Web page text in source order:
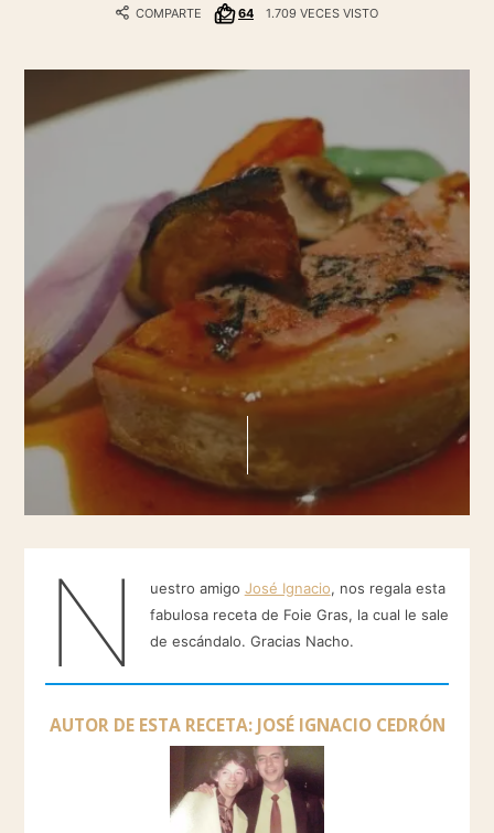
COMPARTE 64 1.709 VECES VISTO
N uestro amigo José Ignacio, nos regala esta
fabulosa receta de Foie Gras, la cual le sale
de escándalo. Gracias Nacho.
AUTOR DE ESTA RECETA: JOSÉ IGNACIO CEDRÓN